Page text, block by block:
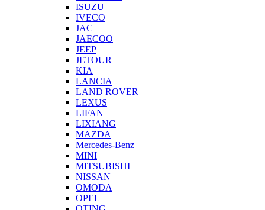
ISUZU
IVECO
JAC
JAECOO
JEEP
JETOUR
KIA
LANCIA
LAND ROVER
LEXUS
LIFAN
LIXIANG
MAZDA
Mercedes-Benz
MINI
MITSUBISHI
NISSAN
OMODA
OPEL